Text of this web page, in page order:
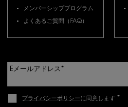
メンバーシッププログラム
よくあるご質問（FAQ）
Eメールアドレス *
プライバシーポリシーに同意します *